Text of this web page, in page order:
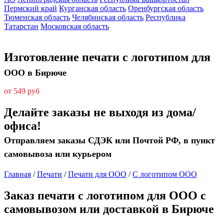
Пермский край Курганская область Оренбургская область
Тюменская область Челябинская область Республика
Татарстан Московская область
Изготовление печати с логотипом для
ООО в Бирюче
от 549 руб
Делайте заказы не выходя из дома/
офиса!
Отправляем заказы СДЭК или Почтой РФ, в пункт
самовывоза или курьером
Главная /Печати /Печати для ООО /С логотипом ООО
Заказ печати с логотипом для ООО с
самовывозом или доставкой в Бирюче